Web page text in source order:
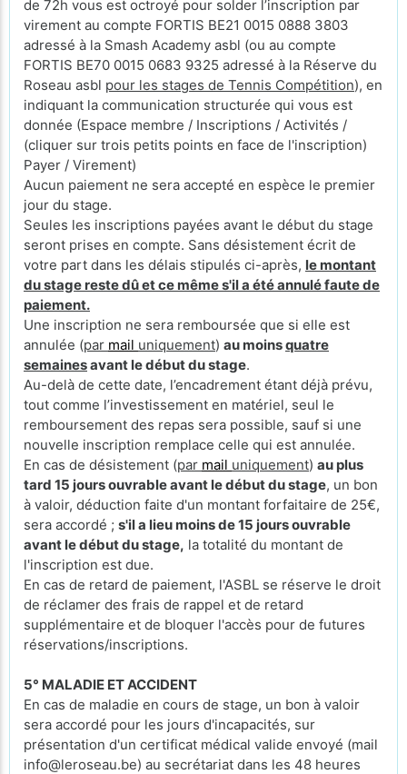
de 72h vous est octroyé pour solder l’inscription par
virement au compte FORTIS BE21 0015 0888 3803
adressé à la Smash Academy asbl (ou au compte
FORTIS BE70 0015 0683 9325 adressé à la Réserve du
Roseau asbl pour les stages de Tennis Compétition), en
indiquant la communication structurée qui vous est
donnée (Espace membre / Inscriptions / Activités /
(cliquer sur trois petits points en face de l'inscription)
Payer / Virement)
Aucun paiement ne sera accepté en espèce le premier
jour du stage.
Seules les inscriptions payées avant le début du stage
seront prises en compte. Sans désistement écrit de
votre part dans les délais stipulés ci-après, le montant
du stage reste dû et ce même s'il a été annulé faute de
paiement.
Une inscription ne sera remboursée que si elle est
annulée (par mail uniquement) au moinsquatre
semainesavant le début du stage.
Au-delà de cette date, l’encadrement étant déjà prévu,
tout comme l’investissement en matériel, seul le
remboursement des repas sera possible, sauf si une
nouvelle inscription remplace celle qui est annulée.
En cas de désistement (par mail uniquement) au plus
tard 15 jours ouvrable avant le début du stage, un bon
à valoir, déduction faite d'un montant forfaitaire de 25€,
sera accordé ; s'il a lieu moins de 15 jours ouvrable
avant le début du stage, la totalité du montant de
l'inscription est due.
En cas de retard de paiement, l'ASBL se réserve le droit
de réclamer des frais de rappel et de retard
supplémentaire et de bloquer l'accès pour de futures
réservations/inscriptions.
5° MALADIE ET ACCIDENT
En cas de maladie en cours de stage, un bon à valoir
sera accordé pour les jours d'incapacités, sur
présentation d'un certificat médical valide envoyé (mail
info@leroseau.be) au secrétariat dans les 48 heures